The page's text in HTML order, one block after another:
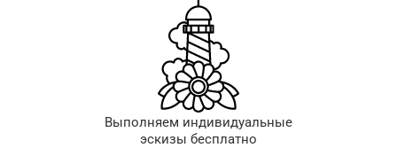
Выполняем индивидуальные
эскизы бесплатно